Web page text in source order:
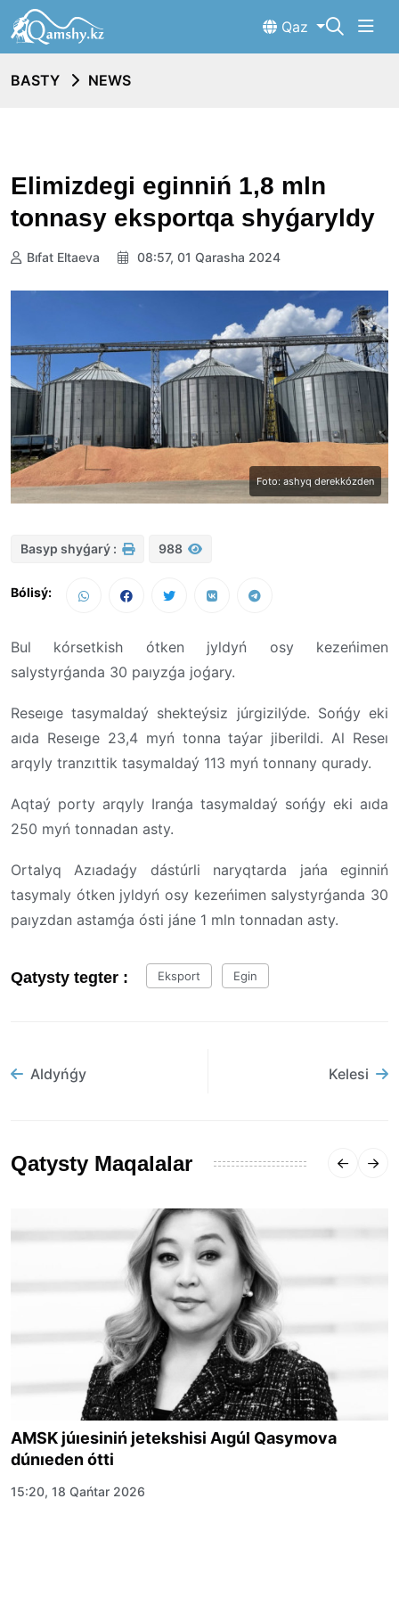
Qaz
BASTY NEWS
Elimizdegi eginniń 1,8 mln
tonnasy eksportqa shyǵaryldy
Bıfat Eltaeva 08:57, 01 Qarasha 2024
Foto: ashyq derekkózden
Basyp shyǵarý : 988
Bólisý:
Bul kórsetkish ótken jyldyń osy kezeńimen
salystyrǵanda 30 paıyzǵa joǵary.
Reseıge tasymaldaý shekteýsiz júrgizilýde. Sońǵy eki
aıda Reseıge 23,4 myń tonna taýar jiberildi. Al Reseı
arqyly tranzıttik tasymaldaý 113 myń tonnany qurady.
Aqtaý porty arqyly Iranǵa tasymaldaý sońǵy eki aıda
250 myń tonnadan asty.
Ortalyq Azıadaǵy dástúrli naryqtarda jańa eginniń
tasymaly ótken jyldyń osy kezeńimen salystyrǵanda 30
paıyzdan astamǵa ósti jáne 1 mln tonnadan asty.
Qatysty tegter : Eksport Egin
Aldyńǵy Kelesi
Qatysty Maqalalar
AMSK júıesiniń jetekshisi Aıgúl Qasymova
dúnıeden ótti
15:20, 18 Qańtar 2026